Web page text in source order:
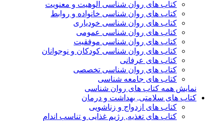
کتاب های روان شناسی الوهیت و معنویت
کتاب های روان شناسی خانواده و روابط
کتاب های روان شناسی خودیاری
کتاب های روان شناسی عمومی
کتاب های روان شناسی موفقیت
کتاب های روان شناسی کودکان و نوجوانان
کتاب های عرفانی
کتاب های روان شناسی تخصصی
کتاب های جامعه شناسی
نمایش همه کتاب های روان شناسی
کتاب های سلامتی, بهداشت و درمان
کتاب های ازدواج و زناشویی
کتاب های تغذیه, رژیم غذایی و تناسب اندام